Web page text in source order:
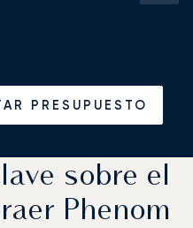
PRESUPUESTO
sobre el
Phenom